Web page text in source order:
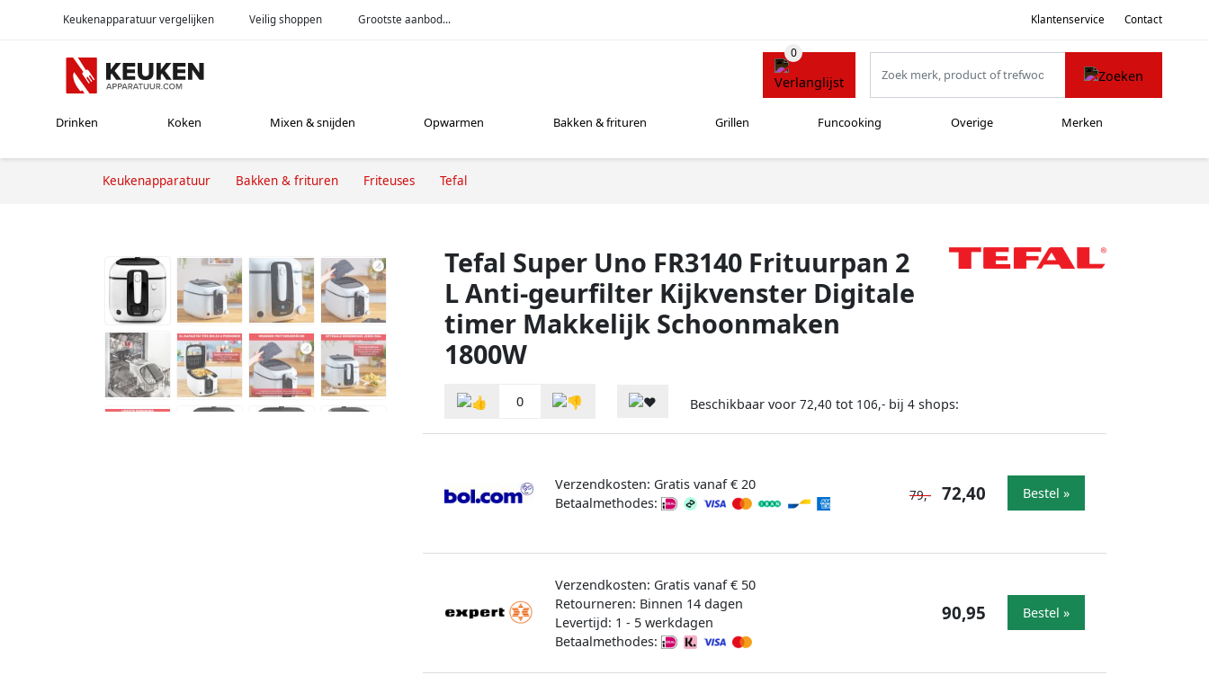
Keukenapparatuur vergelijken Veilig shoppen Grootste aanbod... Klantenservice Contact
Drinken Koken Mixen & snijden Opwarmen Bakken & frituren Grillen Funcooking Overige Merken
Keukenapparatuur Bakken & frituren Friteuses Tefal
Tefal Super Uno FR3140 Frituurpan 2
L Anti-geurfilter Kijkvenster Digitale
timer Makkelijk Schoonmaken
1800W
0 Beschikbaar voor 72,40 tot 106,- bij 4 shops:
Verzendkosten: Gratis vanaf € 20
Betaalmethodes:
79,- 72,40 Bestel »
Verzendkosten: Gratis vanaf € 50
Retourneren: Binnen 14 dagen
Levertijd: 1 - 5 werkdagen
Betaalmethodes:
90,95 Bestel »